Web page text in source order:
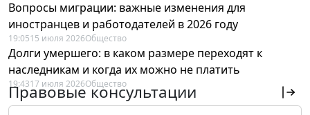
Вопросы миграции: важные изменения для
иностранцев и работодателей в 2026 году
19:0515 июля 2026Общество
Долги умершего: в каком размере переходят к
наследникам и когда их можно не платить
19:4317 июля 2026Общество
Правовые консультации